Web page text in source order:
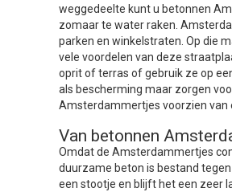
weggedeelte kunt u betonnen
zomaar te water raken.
parken en winkelstraten. Op die
vele voordelen van deze
oprit of terras of gebruik ze op
als bescherming maar zorgen
Amsterdammertjes voorzien van
Van betonnen
Omdat de Amsterdammertjes
duurzame beton is bestand
een stootje en blijft het een zeer